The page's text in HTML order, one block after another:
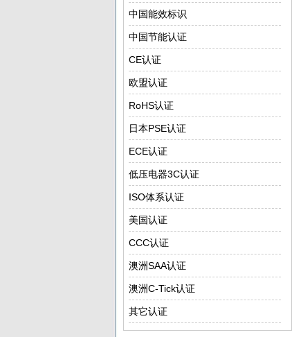
中国能效标识
中国节能认证
CE认证
欧盟认证
RoHS认证
日本PSE认证
ECE认证
低压电器3C认证
ISO体系认证
美国认证
CCC认证
澳洲SAA认证
澳洲C-Tick认证
其它认证